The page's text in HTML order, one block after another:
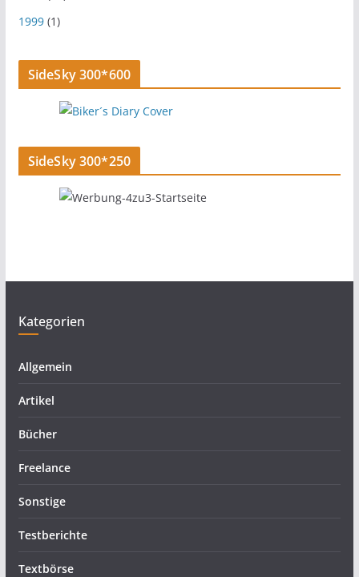
1999(1)
SideSky 300*600
SideSky 300*250
Kategorien
Allgemein
Artikel
Bücher
Freelance
Sonstige
Testberichte
Textbörse